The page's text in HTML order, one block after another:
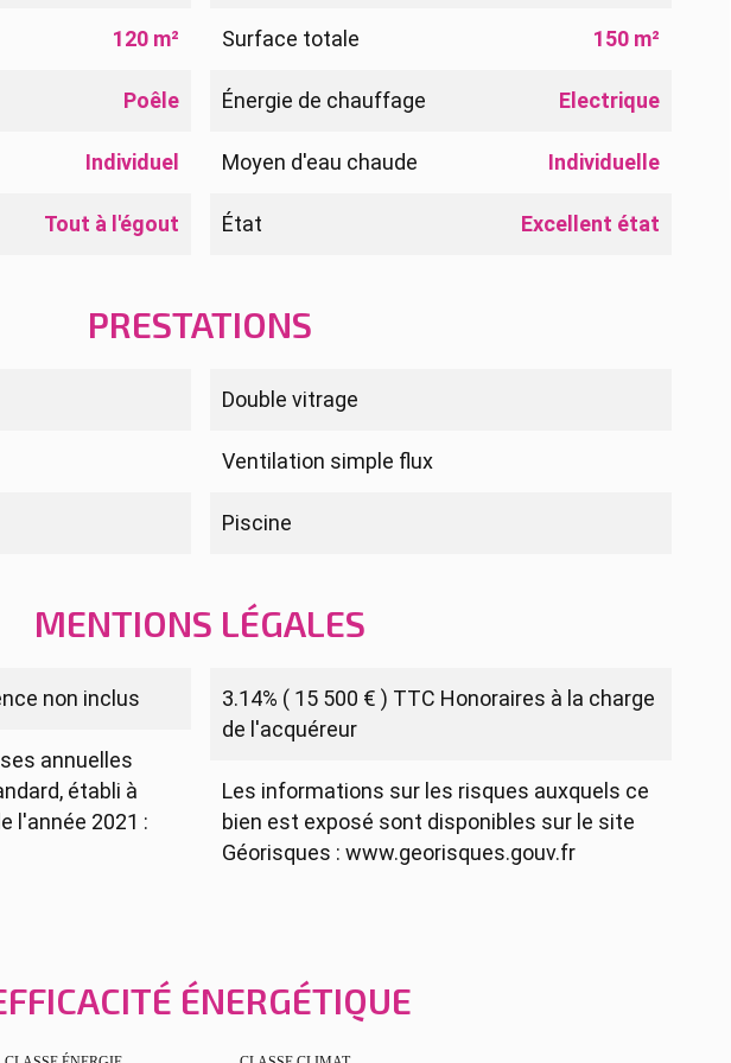
120 m² Surface totale 150 m²
Poêle Énergie de chauffage Electrique
Individuel Moyen d'eau chaude Individuelle
Tout à l'égout État Excellent état
PRESTATIONS
Double vitrage
Ventilation simple flux
Piscine
MENTIONS LÉGALES
non inclus
3.14% ( 15 500 € ) TTC Honoraires à la charge
de l'acquéreur
annuelles
établi à
l'année 2021 :
Les informations sur les risques auxquels ce
bien est exposé sont disponibles sur le site
Géorisques : www.georisques.gouv.fr
ÉNERGÉTIQUE